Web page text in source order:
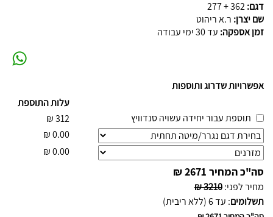
דגם:362 + 277
שם יצרן: ר.א ריהוט
זמן אספקה: עד 30 ימי עבודה
אפשרויות שדרוג ותוספות
עלות התוספת
תוספת עבור יחידה עשויה סנדוויץ
312
₪
0.00
₪
0.00
₪
סה"כ המחיר 2671 ₪
מחיר לפני:
3210 ₪
תשלומים: עד 6 (ללא ריבית)